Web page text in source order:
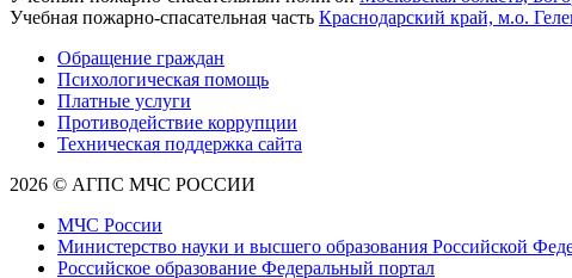
Учебная пожарно-спасательная часть Краснодарский край, м.о.
Обращение граждан
Психологическая помощь
Платные услуги
Противодействие коррупции
Техническая поддержка сайта
2026 © АГПС МЧС РОССИИ
МЧС России
Министерство науки и высшего образования Российской
Российское образование Федеральный портал